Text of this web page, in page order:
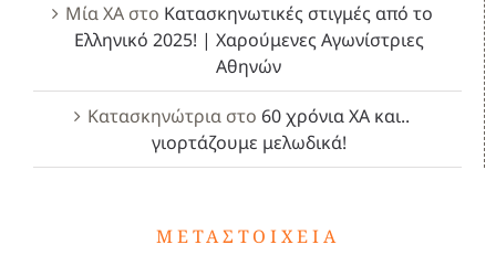
Μία ΧΑστο Κατασκηνωτικές στιγμές από το
Ελληνικό 2025! | Χαρούμενες Αγωνίστριες
Αθηνών
Κατασκηνώτρια στο 60 χρόνια ΧΑ και..
γιορτάζουμε μελωδικά!
ΜΕΤΑΣΤΟΙΧΕΊΑ